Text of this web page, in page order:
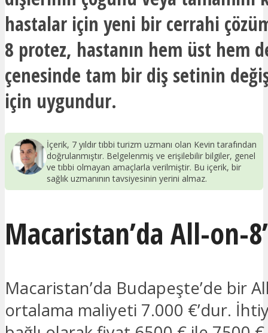
hastalar için yeni bir cerrahi
8 protez, hastanın hem üst hem
çenesinde tam bir diş setinin
için uygundur.
İçerik, 7 yıldır tıbbi turizm uzmanı olan Kevin tarafından
doğrulanmıştır. Belgelenmiş ve erişilebilir bilgiler, genel
ve tıbbi olmayan amaçlarla verilmiştir. Bu içerik, bir
sağlık uzmanının tavsiyesinin yerini almaz.
Macaristan’da All-on-
Macaristan’da Budapeşte’de bir
ortalama maliyeti 7.000 €’dur.